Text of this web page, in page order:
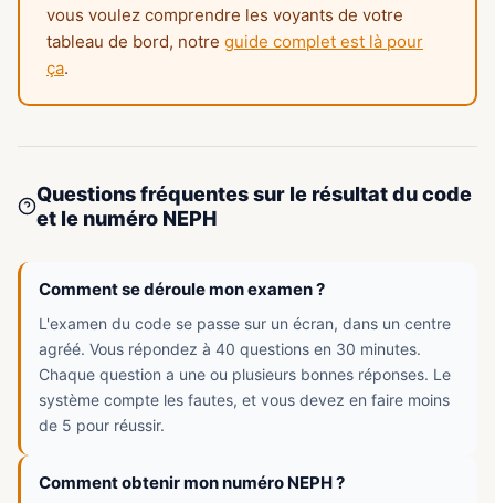
vous voulez comprendre les voyants de votre
tableau de bord, notre guide complet est là pour
ça.
Questions fréquentes sur le résultat du code
et le numéro NEPH
Comment se déroule mon examen ?
L'examen du code se passe sur un écran, dans un centre
agréé. Vous répondez à 40 questions en 30 minutes.
Chaque question a une ou plusieurs bonnes réponses. Le
système compte les fautes, et vous devez en faire moins
de 5 pour réussir.
Comment obtenir mon numéro NEPH ?